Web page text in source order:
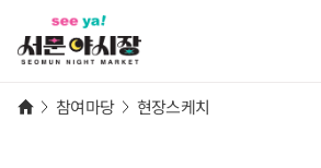
참여마당 현장스케치